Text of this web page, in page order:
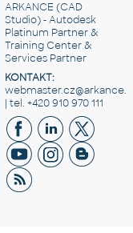
ARKANCE (CAD
Studio) - Autodesk
Platinum Partner &
Training Center &
Services Partner
KONTAKT:
| tel. +420 910 970 111